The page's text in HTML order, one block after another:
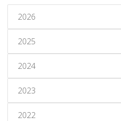
2026
2025
2024
2023
2022